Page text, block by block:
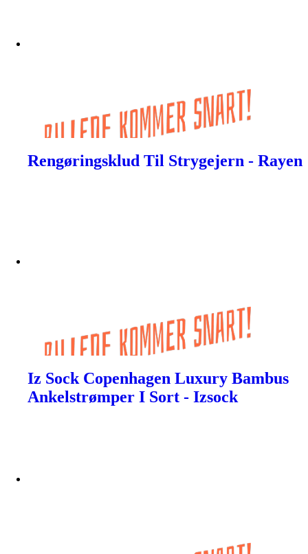
Rengøringsklud Til Strygejern - Rayen
Iz Sock Copenhagen Luxury Bambus
Ankelstrømper I Sort - Izsock